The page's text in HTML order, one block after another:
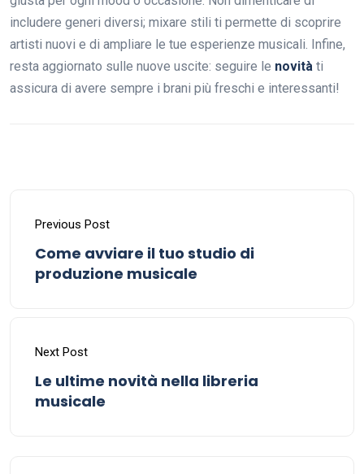
includere generi diversi; mixare stili ti permette di scoprire
artisti nuovi e di ampliare le tue esperienze musicali. Infine,
resta aggiornato sulle nuove uscite: seguire le novità ti
assicura di avere sempre i brani più freschi e interessanti!
Previous Post
Come avviare il tuo studio di
produzione musicale
Next Post
Le ultime novità nella libreria
musicale